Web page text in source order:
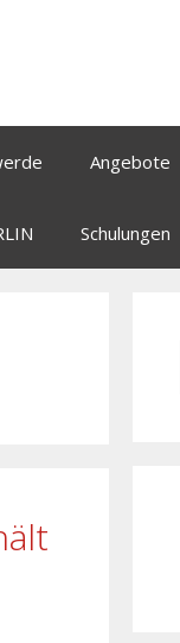
Angebote
Schulungen